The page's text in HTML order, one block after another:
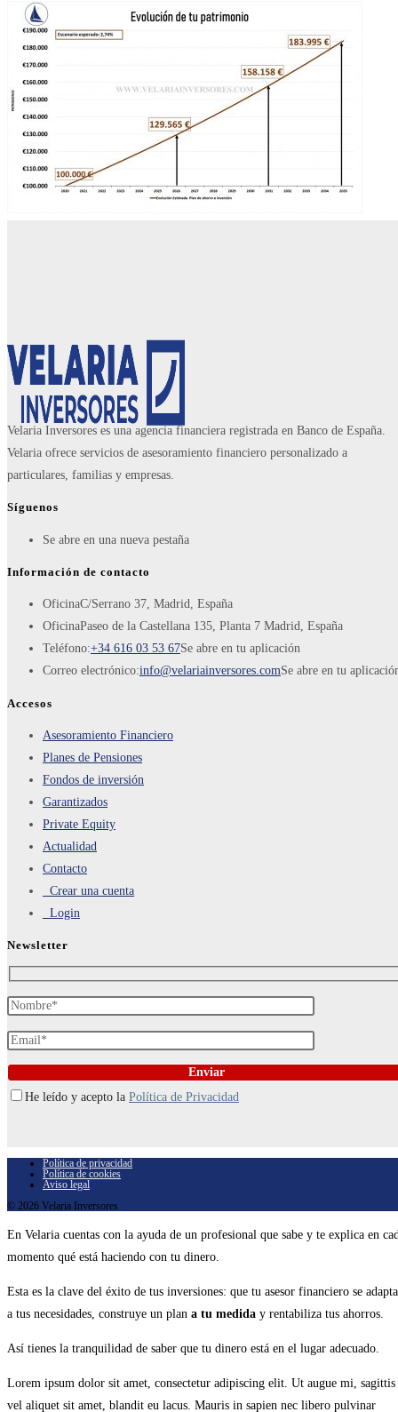
Velaria Inversores es una agencia financiera registrada en Banco de España.
Velaria ofrece servicios de asesoramiento financiero personalizado a
particulares, familias y empresas.
Síguenos
Se abre en una nueva pestaña
Información de contacto
OficinaC/Serrano 37, Madrid, España
OficinaPaseo de la Castellana 135, Planta 7 Madrid, España
Teléfono:+34 616 03 53 67Se abre en tu aplicación
Correo electrónico:info@velariainversores.comSe abre en tu
Accesos
Asesoramiento Financiero
Planes de Pensiones
Fondos de inversión
Garantizados
Private Equity
Actualidad
Contacto
Crear una cuenta
Login
Newsletter
He leído y acepto la Política de Privacidad
Política de privacidad
Política de cookies
Aviso legal
© 2026 Velaria Inversores
En Velaria cuentas con la ayuda de un profesional que sabe y te explica en
momento qué está haciendo con tu dinero.
Esta es la clave del éxito de tus inversiones: que tu asesor financiero se adapta
a tus necesidades, construye un plan a tu medida y rentabiliza tus ahorros.
Así tienes la tranquilidad de saber que tu dinero está en el lugar adecuado.
Lorem ipsum dolor sit amet, consectetur adipiscing elit. Ut augue mi, sagittis
vel aliquet sit amet, blandit eu lacus. Mauris in sapien nec libero pulvinar